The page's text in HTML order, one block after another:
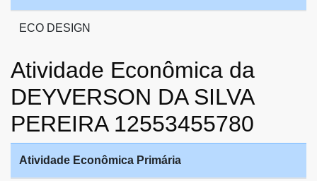
ECO DESIGN
Atividade Econômica da
DEYVERSON DA SILVA
PEREIRA 12553455780
Atividade Econômica Primária